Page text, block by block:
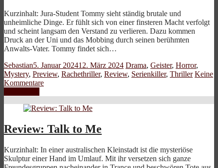
Kurzinhalt: Jura-Student Tommy sieht ständig brutale und
unheimliche Dinge. Er fühlt sich von einer finsteren Macht verfolgt
und scheint langsam den Verstand zu verlieren. Dazu kommen
Druck an der Uni und das Mobbing durch seinen berühmten
Anwalts-Vater. Tommy findet sich…
Sebastian5. Januar 202412. März 2024 Drama, Geister, Horror,
Mystery, Preview, Rachethriller, Review, Serienkiller, Thriller Keine
Kommentare
Review: Talk to Me
Kurzinhalt: In einer australischen Kleinstadt ist die mysteriöse
Skulptur einer Hand im Umlauf. Mit ihr versetzen sich ganze